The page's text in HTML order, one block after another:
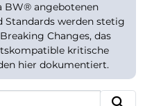
BW® angebotenen
Standards werden stetig
Changes, das
kritische
hier dokumentiert.